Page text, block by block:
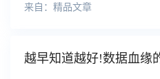
来自：精品文章
越早知道越好!数据血缘